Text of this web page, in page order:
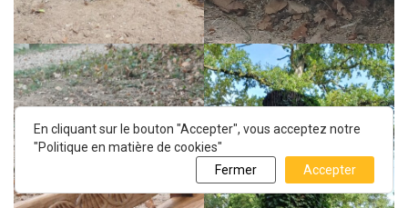
En cliquant sur le bouton "Accepter", vous acceptez notre
"Politique en matière de cookies"
Accepter
Fermer